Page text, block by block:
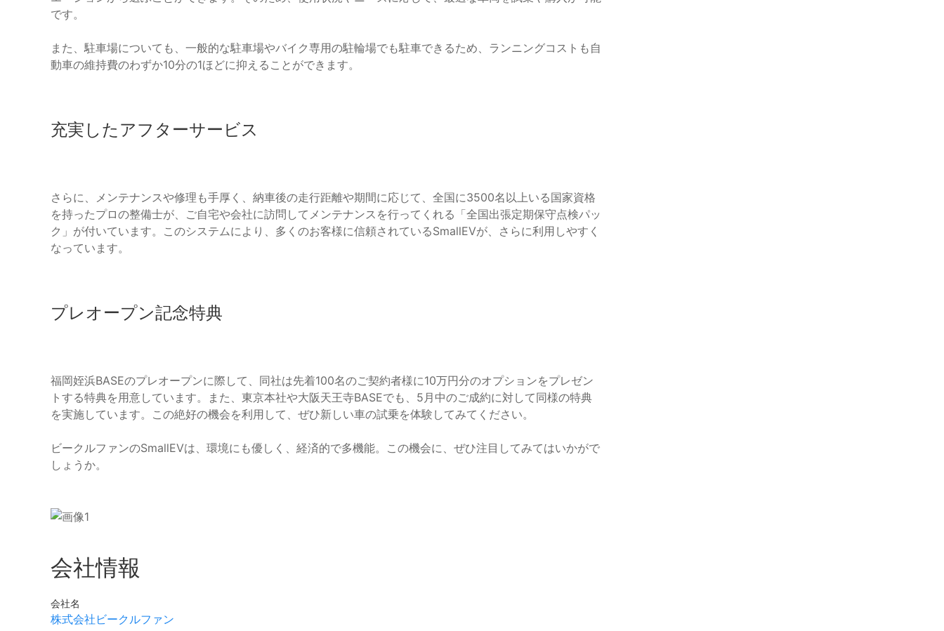
です。
また、駐車場についても、一般的な駐車場やバイク専用の駐輪場でも駐車できるため、ランニングコストも自
動車の維持費のわずか10分の1ほどに抑えることができます。
充実したアフターサービス
さらに、メンテナンスや修理も手厚く、納車後の走行距離や期間に応じて、全国に3500名以上いる国家資格
を持ったプロの整備士が、ご自宅や会社に訪問してメンテナンスを行ってくれる「全国出張定期保守点検パッ
ク」が付いています。このシステムにより、多くのお客様に信頼されているSmallEVが、さらに利用しやすく
なっています。
プレオープン記念特典
福岡姪浜BASEのプレオープンに際して、同社は先着100名のご契約者様に10万円分のオプションをプレゼン
トする特典を用意しています。また、東京本社や大阪天王寺BASEでも、5月中のご成約に対して同様の特典
を実施しています。この絶好の機会を利用して、ぜひ新しい車の試乗を体験してみてください。
ビークルファンのSmallEVは、環境にも優しく、経済的で多機能。この機会に、ぜひ注目してみてはいかがで
しょうか。
会社情報
会社名
株式会社ビークルファン